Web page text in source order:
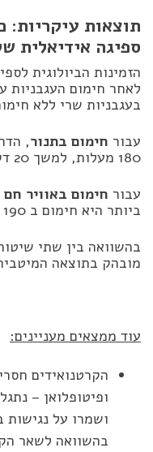
תוצאות עיקריות:
ספיגה אידיאלית
הזמינות הביולוגית
בעגבניות שרי ללא
עבור חימום בתנור,
180 מעלות, למשך 20 דקות.
עבור חימום באוויר חם
ביותר היא חימום ב 190 מעלות למשך 10 דקות.
בהשוואה בין שתי
מובהק בתוצאה
עוד ממצאים מעניינים:
הקרטנואידים
ופיטופלואן –
ושמרו על נגישות
בהשוואה לשאר